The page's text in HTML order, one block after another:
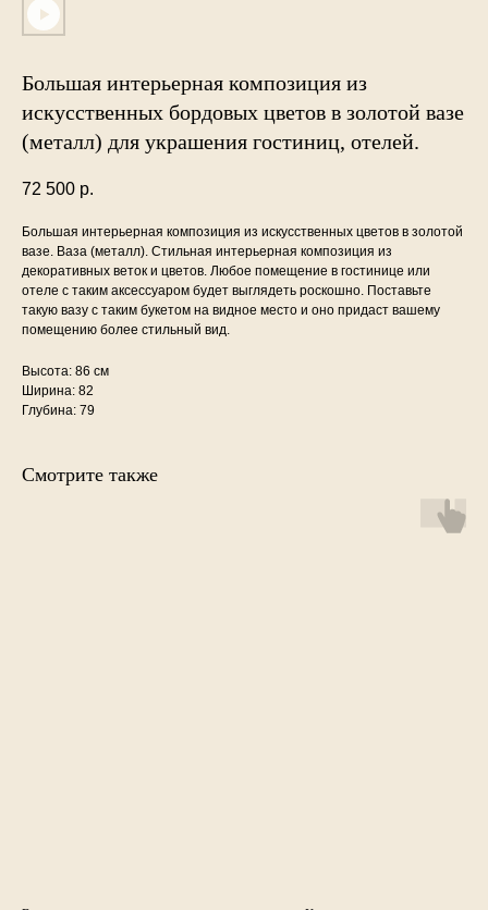
Большая интерьерная композиция из
искусственных бордовых цветов в золотой вазе
(металл) для украшения гостиниц, отелей.
72 500 р.
Большая интерьерная композиция из искусственных цветов в золотой
вазе. Ваза (металл). Стильная интерьерная композиция из
декоративных веток и цветов. Любое помещение в гостинице или
отеле с таким аксессуаром будет выглядеть роскошно. Поставьте
такую вазу с таким букетом на видное место и оно придаст вашему
помещению более стильный вид.
Высота: 86 см
Ширина: 82
Глубина: 79
Смотрите также